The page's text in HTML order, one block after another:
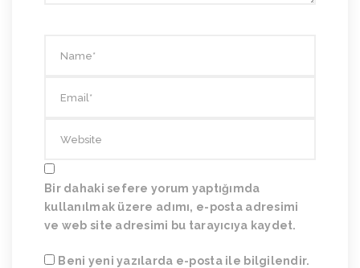
Bir dahaki sefere yorum yaptığımda
kullanılmak üzere adımı, e-posta adresimi
ve web site adresimi bu tarayıcıya kaydet.
Beni yeni yazılarda e-posta ile bilgilendir.